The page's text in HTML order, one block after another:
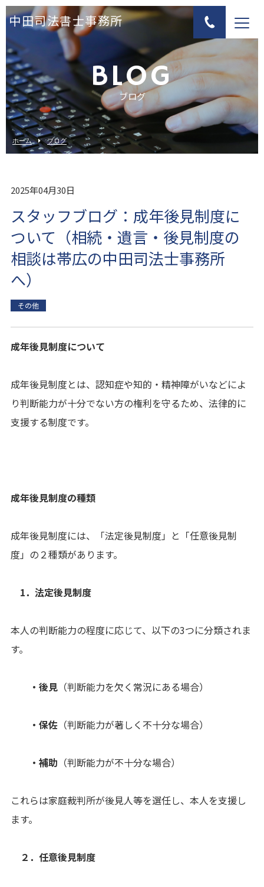
中田司法書士事務所
BLOG
ブログ
ホーム ブログ
2025年04月30日
スタッフブログ：成年後見制度に
ついて（相続・遺言・後見制度の
相談は帯広の中田司法士事務所
へ）
その他
成年後見制度について
成年後見制度とは、認知症や知的・精神障がいなどによ
り判断能力が十分でない方の権利を守るため、法律的に
支援する制度です。
成年後見制度の種類
成年後見制度には、「法定後見制度」と「任意後見制
度」の２種類があります。
1．法定後見制度
本人の判断能力の程度に応じて、以下の3つに分類されま
す。
・後見 （判断能力を欠く常況にある場合）
・保佐 （判断能力が著しく不十分な場合）
・補助 （判断能力が不十分な場合）
これらは家庭裁判所が後見人等を選任し、本人を支援し
ます。
２．任意後見制度